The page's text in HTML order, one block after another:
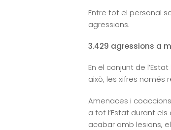
Entre tot el personal
agressions.
3.429 agressions a
En el conjunt de
això, les xifres només
Amenaces i
a tot l’Estat durant
acabar amb lesions,